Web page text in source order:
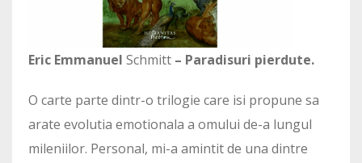
Eric Emmanuel Schmitt – Paradisuri pierdute.
O carte parte dintr-o trilogie care isi propune sa
arate evolutia emotionala a omului de-a lungul
mileniilor. Personal, mi-a amintit de una dintre